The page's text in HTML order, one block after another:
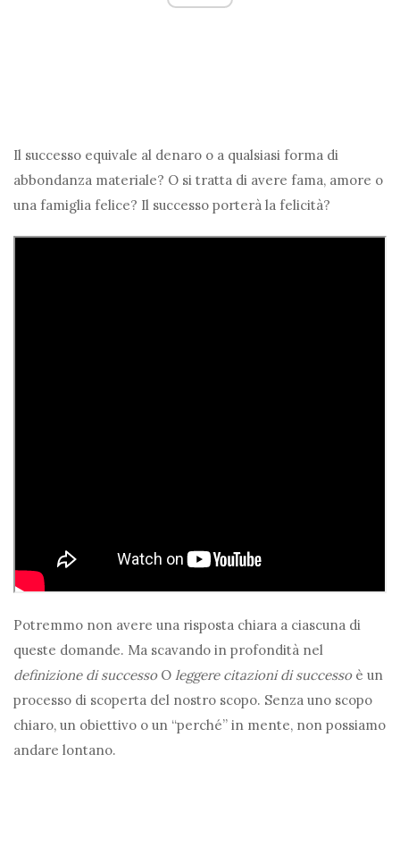
Il successo equivale al denaro o a qualsiasi forma di
abbondanza materiale? O si tratta di avere fama, amore o
una famiglia felice? Il successo porterà la felicità?
Potremmo non avere una risposta chiara a ciascuna di
queste domande. Ma scavando in profondità nel
definizione di successoO leggere citazioni di successoè un
processo di scoperta del nostro scopo. Senza uno scopo
chiaro, un obiettivo o un “perché” in mente, non possiamo
andare lontano.